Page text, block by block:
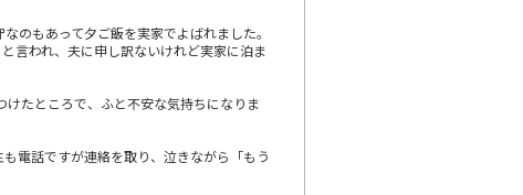
のもあって夕ご飯を実家でよばれました。
言われ、夫に申し訳ないけれど実家に泊ま
たところで、ふと不安な気持ちになりま
電話ですが連絡を取り、泣きながら「もう